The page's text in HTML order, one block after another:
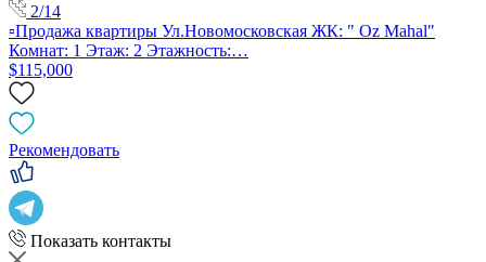
2/14
▫️Продажа квартиры Ул.Новомосковская ЖК: " Oz Mahal"
Комнат: 1 Этаж: 2 Этажность:…
$115,000
Рекомендовать
Показать контакты